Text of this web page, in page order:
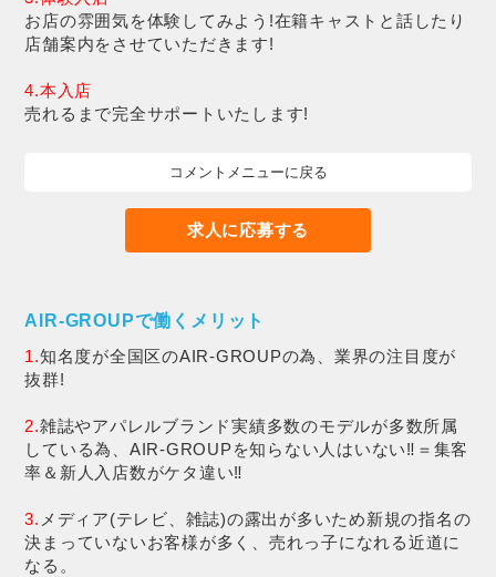
お店の雰囲気を体験してみよう!在籍キャストと話したり
店舗案内をさせていただきます!
4.本入店
売れるまで完全サポートいたします!
コメントメニューに戻る
求人に応募する
AIR-GROUPで働くメリット
1.知名度が全国区のAIR-GROUPの為、業界の注目度が
抜群!
2.雑誌やアパレルブランド実績多数のモデルが多数所属
している為、AIR-GROUPを知らない人はいない‼＝集客
率＆新人入店数がケタ違い‼
3. メディア(テレビ、雑誌)の露出が多いため新規の指名の
決まっていないお客様が多く、売れっ子になれる近道に
なる。